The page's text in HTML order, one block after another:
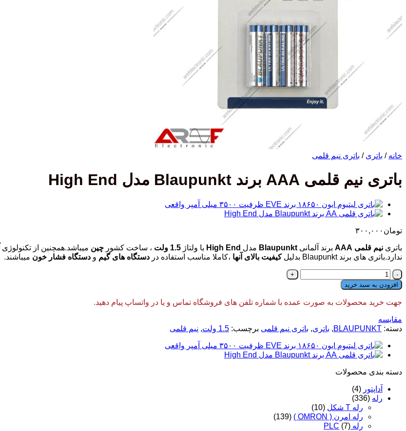
خانه / باتری / باتری نیم قلمی
باتری نیم قلمی AAA برند Blaupunkt مدل High End
تومان ۳۰۰,۰۰۰
باتری نیم قلمی AAA برند آلمانی Blaupunkt مدل High End با ولتاژ ، ساخت کشور چین میباشد.همچنین از تکنولوژی
ندارد.باتری های برند Blaupunkt بدلیل
کیفیت بالای آنها ،کاملا مناسب استفاده در دستگاه های گیم و دستگاه فشار خون میباشند.
باتری
نیم
قلمی
AAA
Blaupunkt
مدل
End
عدد
افزودن به سبد خرید
جهت خرید محصولات به صورت عمده با شماره تلفن های فروشگاه تماس و یا در واتساپ پیام دهید.
مقایسه
دسته: BLAUPUNKT
, باتری, باتری نیم قلمی برچسب: 1.5 ولت , نیم قلمی
دسته‌ بندی محصولات
آداپتور (4)
رله (336)
رله T شکل
(10)
رله امرن ( OMRON )
(139)
رله PLC (7)